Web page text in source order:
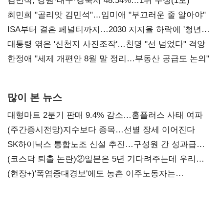
최민희 "골리앗 김민석"…임미애 "부끄러운 줄 알아야"
ISA부터 결혼 페널티까지…2030 지지율 하락에 '청년
챙기기'
대통령 엮은 '신천지 사진조작'…친명 "선 넘었다" 격앙
한정애 "세제 개편안 8월 말 정리…부동산 공급도 논의"
많이 본 뉴스
대형마트 2분기 판매 9.4% 감소…홈플러스 사태 여파
(주간증시전망)지수보다 종목…선별 장세 이어진다
SK하이닉스 통합노조 신설 추진…구성원 간 성과급
불만 확산
(코스닥 퇴출 논란)②일본은 5년 기다려주는데 우리는
당장 퇴출?…시간만으론 부족한 코스닥 구하기
(현장+)'폭염중대경보'에도 농촌 이주노동자는